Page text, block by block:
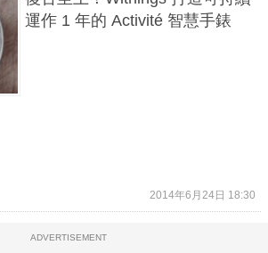
運作 1 年的 Activité 智慧手錶
2014年6月24日 18:30
ADVERTISEMENT